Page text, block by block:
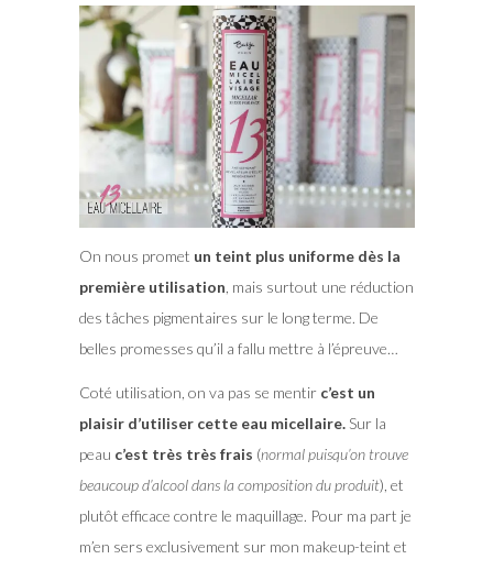
On nous promet un teint plus uniforme dès la
première utilisation, mais surtout une réduction
des tâches pigmentaires sur le long terme. De
belles promesses qu’il a fallu mettre à l’épreuve…
Coté utilisation, on va pas se mentir c’est un
plaisir d’utiliser cette eau micellaire.Sur la
peau c’est très très frais (normal puisqu’on trouve
beaucoup d’alcool dans la composition du produit), et
plutôt efficace contre le maquillage. Pour ma part je
m’en sers exclusivement sur mon makeup-teint et